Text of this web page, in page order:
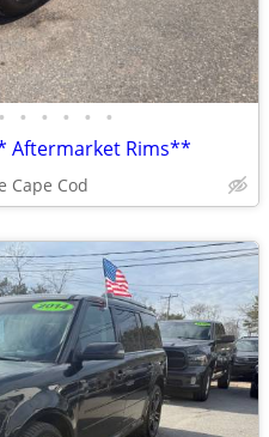
• • • • • •
Aftermarket Rims**
Cape Cod